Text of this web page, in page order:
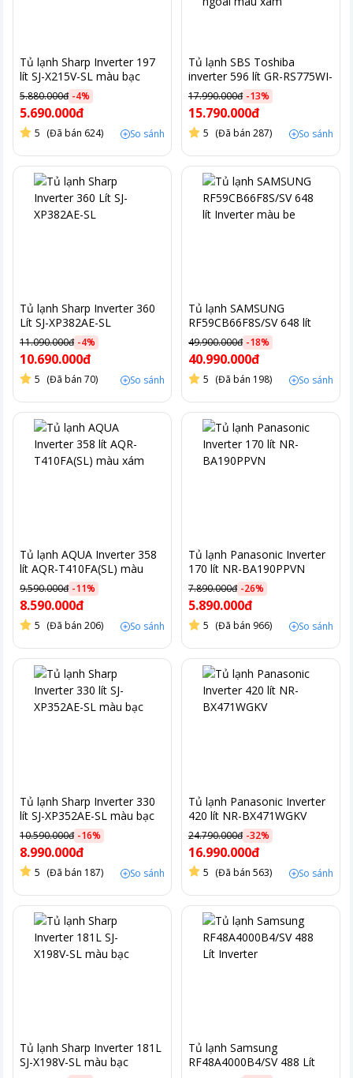
Tủ lạnh Sharp Inverter 197
lít SJ-X215V-SL màu bạc
5.880.000đ -4%
5.690.000đ
5 (Đã bán 624) So sánh
Tủ lạnh SBS Toshiba
inverter 596 lít GR-RS775WI-
PMV(06)-MG lấy nước ngoài
màu xám
17.990.000đ -13%
15.790.000đ
5 (Đã bán 287) So sánh
Tủ lạnh Sharp Inverter 360
Lít SJ-XP382AE-SL
11.090.000đ -4%
10.690.000đ
5 (Đã bán 70) So sánh
Tủ lạnh SAMSUNG
RF59CB66F8S/SV 648 lít
Inverter màu be
49.900.000đ -18%
40.990.000đ
5 (Đã bán 198) So sánh
Tủ lạnh AQUA Inverter 358
lít AQR-T410FA(SL) màu
xám
9.590.000đ -11%
8.590.000đ
5 (Đã bán 206) So sánh
Tủ lạnh Panasonic Inverter
170 lít NR-BA190PPVN
7.890.000đ -26%
5.890.000đ
5 (Đã bán 966) So sánh
Tủ lạnh Sharp Inverter 330
lít SJ-XP352AE-SL màu bạc
10.590.000đ -16%
8.990.000đ
5 (Đã bán 187) So sánh
Tủ lạnh Panasonic Inverter
420 lít NR-BX471WGKV
24.790.000đ -32%
16.990.000đ
5 (Đã bán 563) So sánh
Tủ lạnh Sharp Inverter 181L
SJ-X198V-SL màu bạc
Tủ lạnh Samsung
RF48A4000B4/SV 488 Lít